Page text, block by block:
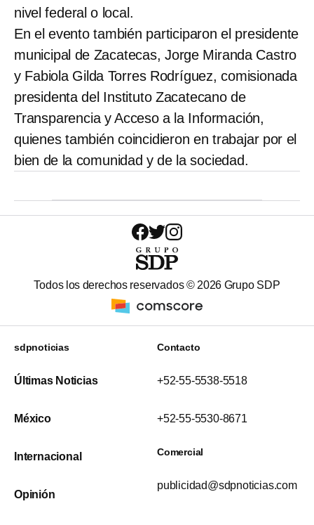
nivel federal o local.
En el evento también participaron el presidente
municipal de Zacatecas, Jorge Miranda Castro
y Fabiola Gilda Torres Rodríguez, comisionada
presidenta del Instituto Zacatecano de
Transparencia y Acceso a la Información,
quienes también coincidieron en trabajar por el
bien de la comunidad y de la sociedad.
Todos los derechos reservados © 2026 Grupo SDP
sdpnoticias
Últimas Noticias
México
Internacional
Opinión
Contacto
+52-55-5538-5518
+52-55-5530-8671
Comercial
publicidad@sdpnoticias.com